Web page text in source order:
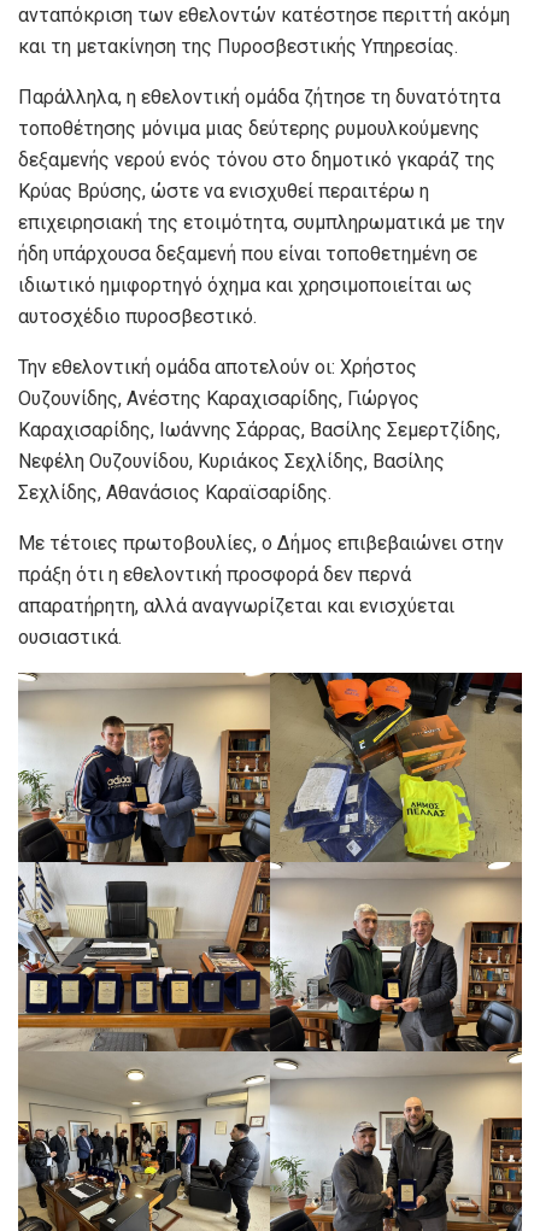
ανταπόκριση των εθελοντών κατέστησε περιττή ακόμη
και τη μετακίνηση της Πυροσβεστικής Υπηρεσίας.
Παράλληλα, η εθελοντική ομάδα ζήτησε τη δυνατότητα
τοποθέτησης μόνιμα μιας δεύτερης ρυμουλκούμενης
δεξαμενής νερού ενός τόνου στο δημοτικό γκαράζ της
Κρύας Βρύσης, ώστε να ενισχυθεί περαιτέρω η
επιχειρησιακή της ετοιμότητα, συμπληρωματικά με την
ήδη υπάρχουσα δεξαμενή που είναι τοποθετημένη σε
ιδιωτικό ημιφορτηγό όχημα και χρησιμοποιείται ως
αυτοσχέδιο πυροσβεστικό.
Την εθελοντική ομάδα αποτελούν οι: Χρήστος
Ουζουνίδης, Ανέστης Καραχισαρίδης, Γιώργος
Καραχισαρίδης, Ιωάννης Σάρρας, Βασίλης Σεμερτζίδης,
Νεφέλη Ουζουνίδου, Κυριάκος Σεχλίδης, Βασίλης
Σεχλίδης, Αθανάσιος Καραϊσαρίδης.
Με τέτοιες πρωτοβουλίες, ο Δήμος επιβεβαιώνει στην
πράξη ότι η εθελοντική προσφορά δεν περνά
απαρατήρητη, αλλά αναγνωρίζεται και ενισχύεται
ουσιαστικά.